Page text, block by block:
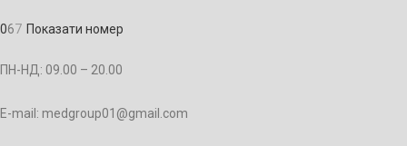
067 Показати номер
ПН-НД: 09.00 – 20.00
E-mail: medgroup01@gmail.com